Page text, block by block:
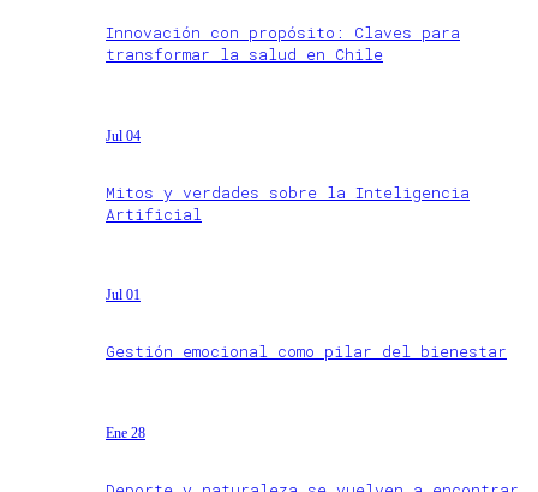
Innovación con propósito: Claves para
transformar la salud en Chile
Jul 04
Mitos y verdades sobre la Inteligencia
Artificial
Jul 01
Gestión emocional como pilar del bienestar
Ene 28